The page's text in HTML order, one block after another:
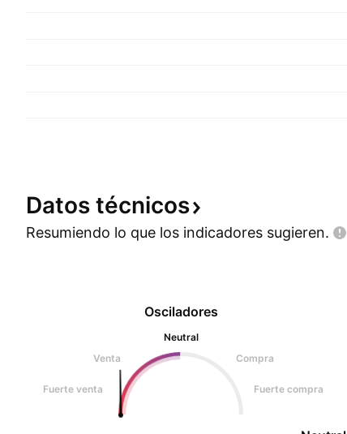
Datos técnicos
Resumiendo lo que los indicadores sugieren.
Osciladores
Neutral
Venta
Compra
Fuerte venta Fuerte compra